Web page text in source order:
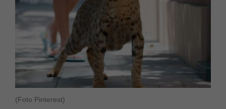
(Foto Pinterest)